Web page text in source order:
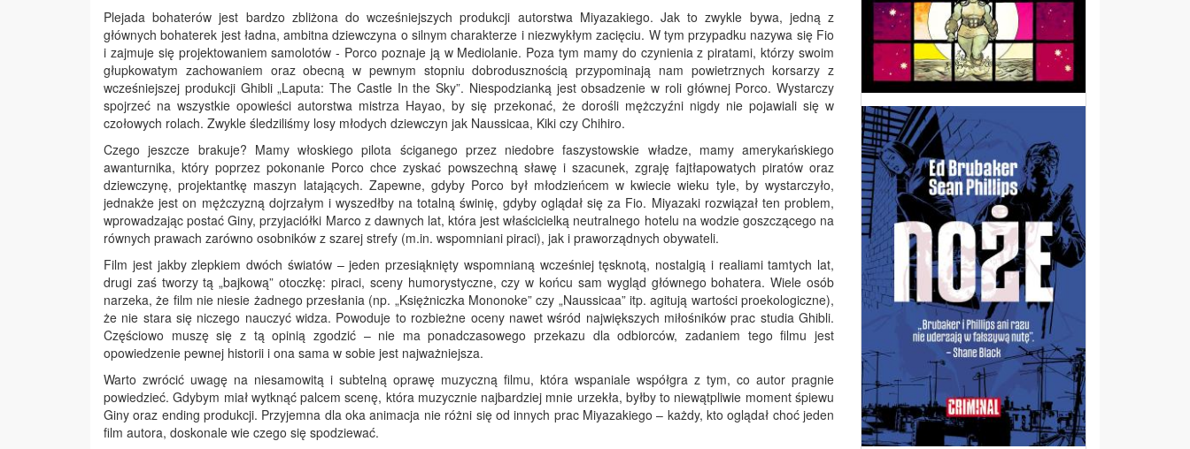
Plejada bohaterów jest bardzo zbliżona do wcześniejszych produkcji autorstwa Miyazakiego. Jak to zwykle bywa, jedną z
głównych bohaterek jest ładna, ambitna dziewczyna o silnym charakterze i niezwykłym zacięciu. W tym przypadku nazywa się Fio
i zajmuje się projektowaniem samolotów - Porco poznaje ją w Mediolanie. Poza tym mamy do czynienia z piratami, którzy swoim
głupkowatym zachowaniem oraz obecną w pewnym stopniu dobrodusznością przypominają nam powietrznych korsarzy z
wcześniejszej produkcji Ghibli „Laputa: The Castle In the Sky”. Niespodzianką jest obsadzenie w roli głównej Porco. Wystarczy
spojrzeć na wszystkie opowieści autorstwa mistrza Hayao, by się przekonać, że dorośli mężczyźni nigdy nie pojawiali się w
czołowych rolach. Zwykle śledziliśmy losy młodych dziewczyn jak Naussicaa, Kiki czy Chihiro.
Czego jeszcze brakuje? Mamy włoskiego pilota ściganego przez niedobre faszystowskie władze, mamy amerykańskiego
awanturnika, który poprzez pokonanie Porco chce zyskać powszechną sławę i szacunek, zgraję fajtłapowatych piratów oraz
dziewczynę, projektantkę maszyn latających. Zapewne, gdyby Porco był młodzieńcem w kwiecie wieku tyle, by wystarczyło,
jednakże jest on mężczyzną dojrzałym i wyszedłby na totalną świnię, gdyby oglądał się za Fio. Miyazaki rozwiązał ten problem,
wprowadzając postać Giny, przyjaciółki Marco z dawnych lat, która jest właścicielką neutralnego hotelu na wodzie goszczącego na
równych prawach zarówno osobników z szarej strefy (m.in. wspomniani piraci), jak i praworządnych obywateli.
Film jest jakby zlepkiem dwóch światów – jeden przesiąknięty wspomnianą wcześniej tęsknotą, nostalgią i realiami tamtych lat,
drugi zaś tworzy tą „bajkową” otoczkę: piraci, sceny humorystyczne, czy w końcu sam wygląd głównego bohatera. Wiele osób
narzeka, że film nie niesie żadnego przesłania (np. „Księżniczka Mononoke” czy „Naussicaa” itp. agitują wartości proekologiczne),
że nie stara się niczego nauczyć widza. Powoduje to rozbieżne oceny nawet wśród największych miłośników prac studia Ghibli.
Częściowo muszę się z tą opinią zgodzić – nie ma ponadczasowego przekazu dla odbiorców, zadaniem tego filmu jest
opowiedzenie pewnej historii i ona sama w sobie jest najważniejsza.
Warto zwrócić uwagę na niesamowitą i subtelną oprawę muzyczną filmu, która wspaniale współgra z tym, co autor pragnie
powiedzieć. Gdybym miał wytknąć palcem scenę, która muzycznie najbardziej mnie urzekła, byłby to niewątpliwie moment śpiewu
Giny oraz ending produkcji. Przyjemna dla oka animacja nie różni się od innych prac Miyazakiego – każdy, kto oglądał choć jeden
film autora, doskonale wie czego się spodziewać.